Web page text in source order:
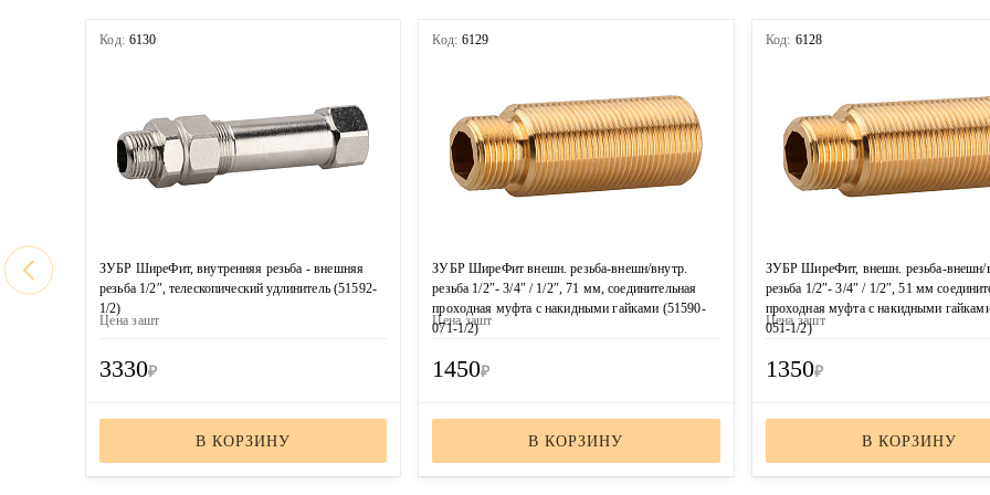
Код: 6130
ЗУБР ШиреФит, внутренняя резьба - внешняя
резьба 1/2″, телескопический удлинитель (51592-
1/2)
Цена зашт
3330₽
В КОРЗИНУ
Код: 6129
ЗУБР ШиреФит внешн. резьба-внешн/внутр.
резьба 1/2″- 3/4″ / 1/2″, 71 мм, соединительная
проходная муфта с накидными гайками (51590-
071-1/2)
Цена зашт
1450₽
В КОРЗИНУ
Код: 6128
ЗУБР ШиреФит, внешн. резьба-внешн/
резьба 1/2″- 3/4″ / 1/2″, 51 мм
проходная муфта с накидными
051-1/2)
Цена зашт
1350₽
В КОРЗИНУ